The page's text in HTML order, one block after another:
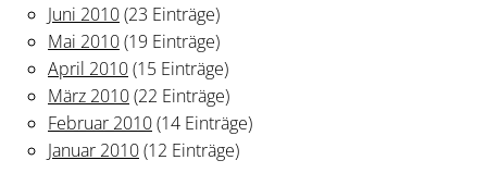
Juni 2010(23 Einträge)
Mai 2010(19 Einträge)
April 2010(15 Einträge)
März 2010(22 Einträge)
Februar 2010(14 Einträge)
Januar 2010(12 Einträge)